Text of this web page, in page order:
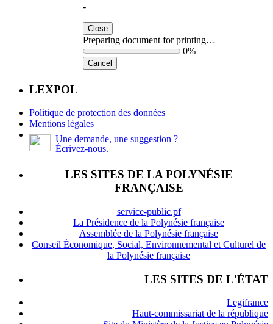
-
Close
Preparing document for printing…
0%
Cancel
LEXPOL
Politique de protection des données
Mentions légales
Une demande, une suggestion ?
Écrivez-nous.
LES SITES DE LA POLYNÉSIE
FRANÇAISE
service-public.pf
La Présidence de la Polynésie française
Assemblée de la Polynésie française
Conseil Économique, Social, Environnemental et Culturel de
la Polynésie française
LES SITES DE L'ÉTAT
Legifrance
Haut-commissariat de la république